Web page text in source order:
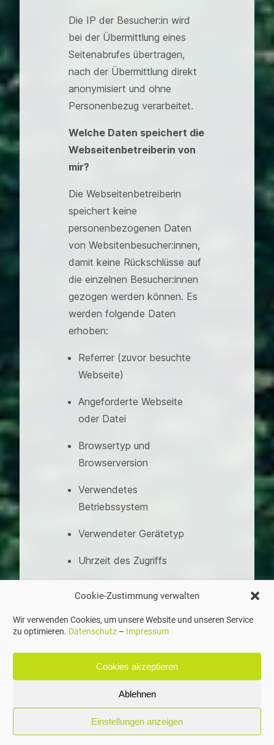
Cookie-Zustimmung verwalten
Wir verwenden Cookies, um unsere Website und unseren Service
zu optimieren. Datenschutz – Impressum
Cookies akzeptieren
Ablehnen
Einstellungen anzeigen
Die IP der Besucher:in wird
bei der Übermittlung eines
Seitenabrufes übertragen,
nach der Übermittlung direkt
anonymisiert und ohne
Personenbezug verarbeitet.
Welche Daten speichert die
Webseitenbetreiberin von
mir?
Die Webseitenbetreiberin
speichert keine
personenbezogenen Daten
von Websitenbesucher:innen,
damit keine Rückschlüsse auf
die einzelnen Besucher:innen
gezogen werden können. Es
werden folgende Daten
erhoben:
Referrer (zuvor besuchte
Webseite)
Angeforderte Webseite
oder Datei
Browsertyp und
Browserversion
Verwendetes
Betriebssystem
Verwendeter Gerätetyp
Uhrzeit des Zugriffs
anonymisierter Form (wird
nur zur Feststellung des
Orts des Zugriffs
verwendet)
Zu welchem Zweck werden
die Daten erhoben?
In WebAnalytics werden